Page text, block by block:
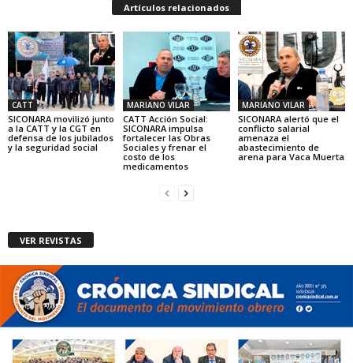
Artículos relacionados
CATT
SICONARA movilizó junto
a la CATT y la CGT en
defensa de los jubilados
y la seguridad social
MARIANO VILAR
CATT Acción Social:
SICONARA impulsa
fortalecer las Obras
Sociales y frenar el
costo de los
medicamentos
MARIANO VILAR
SICONARA alertó que el
conflicto salarial
amenaza el
abastecimiento de
arena para Vaca Muerta
VER REVISTAS